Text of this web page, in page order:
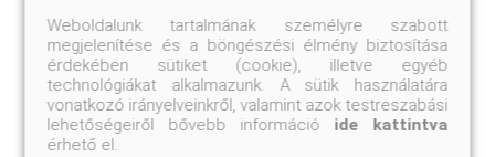
Weboldalunk tartalmának személyre szabott
megjelenítése és a böngészési élmény biztosítása
érdekében sütiket (cookie), illetve egyéb
technológiákat alkalmazunk. A sütik használatára
vonatkozó irányelveinkről, valamint azok testreszabási
lehetőségeiről bővebb információ ide kattintva
érhető el.